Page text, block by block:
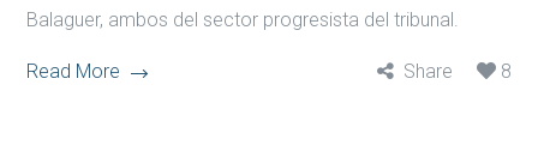
Balaguer, ambos del sector progresista del tribunal.
Read More Share 8